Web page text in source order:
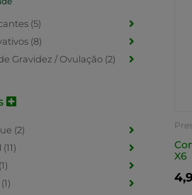
(5)
(8)
Gravidez / Ovulação (2)
(2)
X6